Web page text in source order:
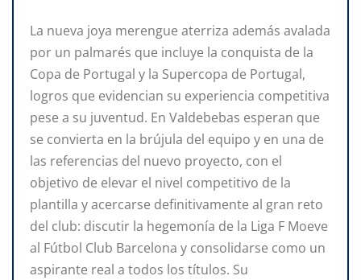
La nueva joya merengue aterriza además avalada
por un palmarés que incluye la conquista de la
Copa de Portugal y la Supercopa de Portugal,
logros que evidencian su experiencia competitiva
pese a su juventud. En Valdebebas esperan que
se convierta en la brújula del equipo y en una de
las referencias del nuevo proyecto, con el
objetivo de elevar el nivel competitivo de la
plantilla y acercarse definitivamente al gran reto
del club: discutir la hegemonía de la Liga F Moeve
al Fútbol Club Barcelona y consolidarse como un
aspirante real a todos los títulos. Su